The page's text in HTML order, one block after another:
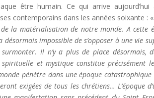
être humain. Ce qui arrive
contemporains dans les années soixante : «
la matérialisation de notre monde. A cette
désormais impossible de s’opposer à une vie
Il n’y a plus de place désormais,
et mystique constitue précisément
pénètre dans une époque catastrophique
exigées de tous les chrétiens… L’époque